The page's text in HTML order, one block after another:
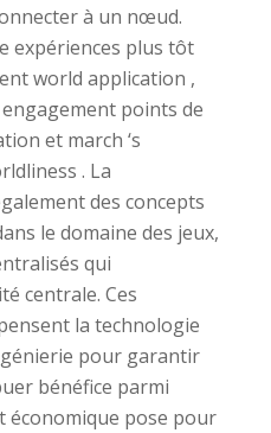
à un nœud.
expériences plus tôt
world application ,
points de
et march ‘s
. La
des concepts
le domaine des jeux,
qui
centrale. Ces
la technologie
pour garantir
bénéfice parmi
pose pour